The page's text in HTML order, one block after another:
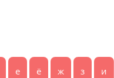
е ё ж з и